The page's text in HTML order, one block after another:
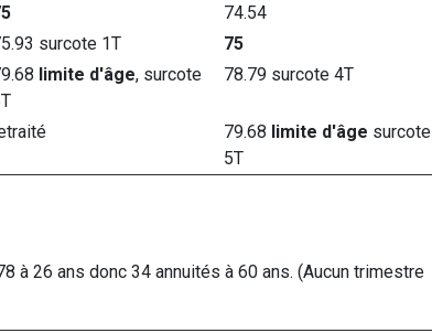
74.54
surcote 1T
75
limite d'âge, surcote
78.79 surcote 4T
79.68 limite d'âge surcote
5T
à 26 ans donc 34 annuités à 60 ans. (Aucun trimestre